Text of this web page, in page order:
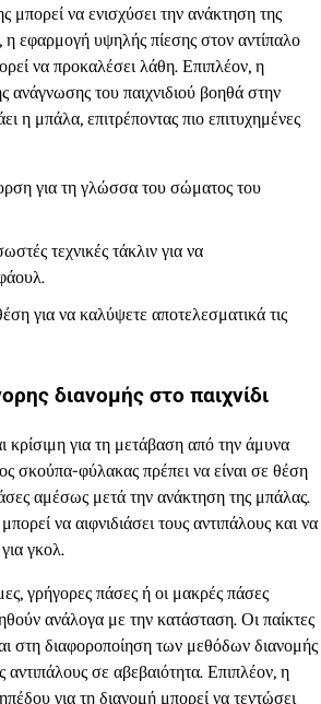
μπορεί να ενισχύσει την ανάκτηση της
η εφαρμογή υψηλής πίεσης στον αντίπαλο
να προκαλέσει λάθη. Επιπλέον, η
ανάγνωσης του παιχνιδιού βοηθά στην
η μπάλα, επιτρέποντας πιο επιτυχημένες
για τη γλώσσα του σώματος του
τεχνικές τάκλιν για να
για να καλύψετε αποτελεσματικά τις
διανομής στο παιχνίδι
κρίσιμη για τη μετάβαση από την άμυνα
σκούπα-φύλακας πρέπει να είναι σε θέση
αμέσως μετά την ανάκτηση της μπάλας.
να αιφνιδιάσει τους αντιπάλους και να
γκολ.
γρήγορες πάσες ή οι μακρές πάσες
ανάλογα με την κατάσταση. Οι παίκτες
στη διαφοροποίηση των μεθόδων διανομής
αντιπάλους σε αβεβαιότητα. Επιπλέον, η
για τη διανομή μπορεί να τεντώσει